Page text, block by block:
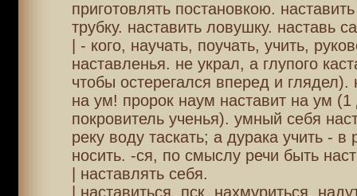
приготовлять постановкою.
трубку. наставить ловушку. наставь
| - кого, научать, поучать, учить,
наставленья. не украл, а глупого
чтобы остерегался вперед и глядел).
на ум! пророк наум наставит на ум (1
покровитель ученья). умный себя
реку воду таскать; а дурака учить - в
носить. -ся, по смыслу речи быть
| наставлять себя.
| наставиться, пск. нахмуриться,